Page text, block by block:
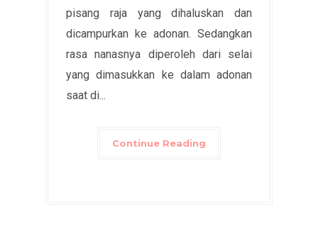
pisang raja yang dihaluskan dan
dicampurkan ke adonan. Sedangkan
rasa nanasnya diperoleh dari selai
yang dimasukkan ke dalam adonan
saat di...
Continue Reading